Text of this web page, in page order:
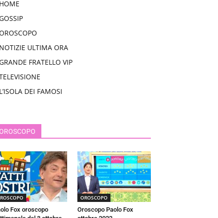
HOME
GOSSIP
NOTIZIE ULTIMA ORA
GRANDE FRATELLO VIP
L’ISOLA DEI FAMOSI
OROSCOPO
Fox oroscopo
OROSCOPO
Oroscopo Paolo Fox